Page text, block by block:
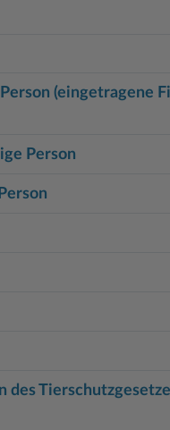
(eingetragene
Person